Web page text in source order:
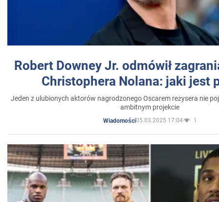
Robert Downey Jr. odmówił
Christophera Nolana: jaki jest
Jeden z ulubionych aktorów nagrodzonego Oscarem reżysera nie
ambitnym projekcie
Wiadomości05.03.2025 17:04 1